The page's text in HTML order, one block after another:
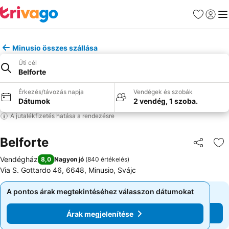
Kedvencek
Minusio összes szállása
Úti cél
Belforte
Érkezés/távozás napja
Dátumok
Vendégek és szobák
2 vendég, 1 szoba.
A jutalékfizetés hatása a rendezésre
Belforte
Vendégház 8,0 Nagyon jó (840 értékelés)
Via S. Gottardo 46, 6648, Minusio, Svájc
A pontos árak megtekintéséhez válasszon dátumokat
Árak megjelenítése
A pontos árak megtekintéséhez válasszon dátumokat
Árak megjelenítése